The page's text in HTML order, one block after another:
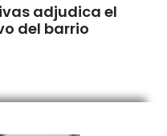
adjudica el
del barrio